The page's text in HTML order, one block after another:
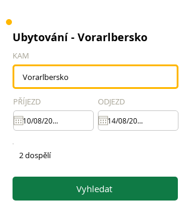
Ubytování - Vorarlbersko
KAM
PŘÍJEZD ODJEZD
2 dospělí
Vyhledat